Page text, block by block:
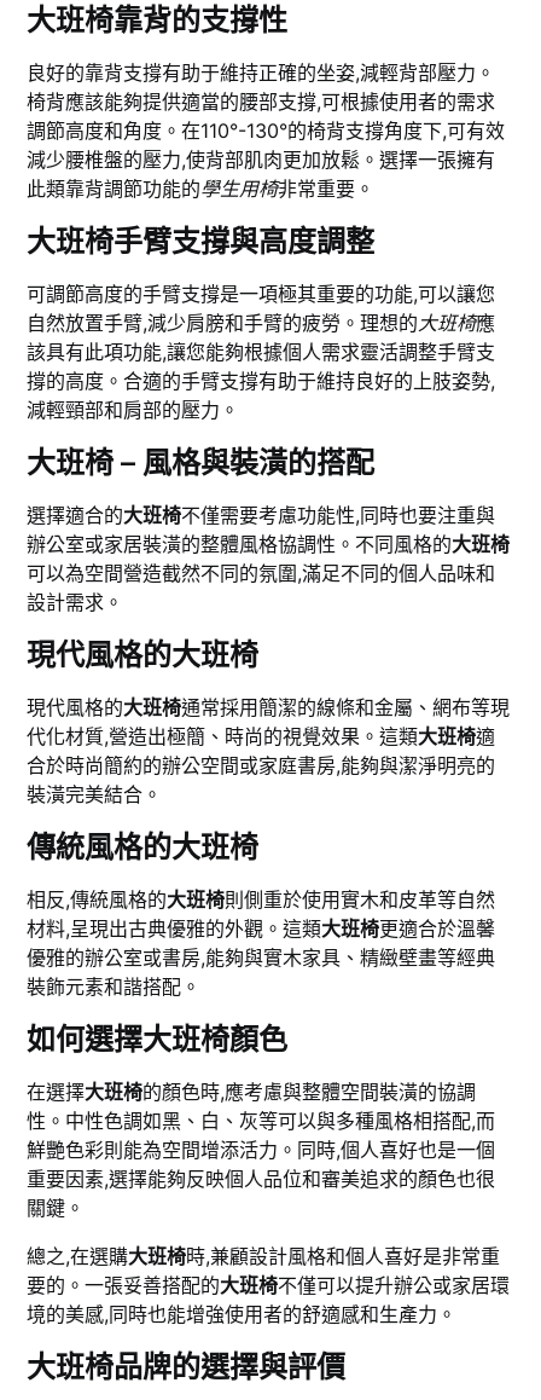
大班椅靠背的支撐性
良好的靠背支撐有助于維持正確的坐姿,減輕背部壓力。
椅背應該能夠提供適當的腰部支撐,可根據使用者的需求
調節高度和角度。在110°-130°的椅背支撐角度下,可有效
減少腰椎盤的壓力,使背部肌肉更加放鬆。選擇一張擁有
此類靠背調節功能的學生用椅非常重要。
大班椅手臂支撐與高度調整
可調節高度的手臂支撐是一項極其重要的功能,可以讓您
自然放置手臂,減少肩膀和手臂的疲勞。理想的 大班椅應
該具有此項功能,讓您能夠根據個人需求靈活調整手臂支
撐的高度。合適的手臂支撐有助于維持良好的上肢姿勢,
減輕頸部和肩部的壓力。
大班椅 – 風格與裝潢的搭配
選擇適合的大班椅不僅需要考慮功能性,同時也要注重與
辦公室或家居裝潢的整體風格協調性。不同風格的大班椅
可以為空間營造截然不同的氛圍,滿足不同的個人品味和
設計需求。
現代風格的大班椅
現代風格的大班椅通常採用簡潔的線條和金屬、網布等現
代化材質,營造出極簡、時尚的視覺效果。這類大班椅適
合於時尚簡約的辦公空間或家庭書房,能夠與潔淨明亮的
裝潢完美結合。
傳統風格的大班椅
相反,傳統風格的大班椅則側重於使用實木和皮革等自然
材料,呈現出古典優雅的外觀。這類大班椅更適合於溫馨
優雅的辦公室或書房,能夠與實木家具、精緻壁畫等經典
裝飾元素和諧搭配。
如何選擇大班椅顏色
在選擇大班椅的顏色時,應考慮與整體空間裝潢的協調
性。中性色調如黑、白、灰等可以與多種風格相搭配,而
鮮艷色彩則能為空間增添活力。同時,個人喜好也是一個
重要因素,選擇能夠反映個人品位和審美追求的顏色也很
關鍵。
總之,在選購大班椅時,兼顧設計風格和個人喜好是非常重
要的。一張妥善搭配的大班椅不僅可以提升辦公或家居環
境的美感,同時也能增強使用者的舒適感和生產力。
大班椅品牌的選擇與評價